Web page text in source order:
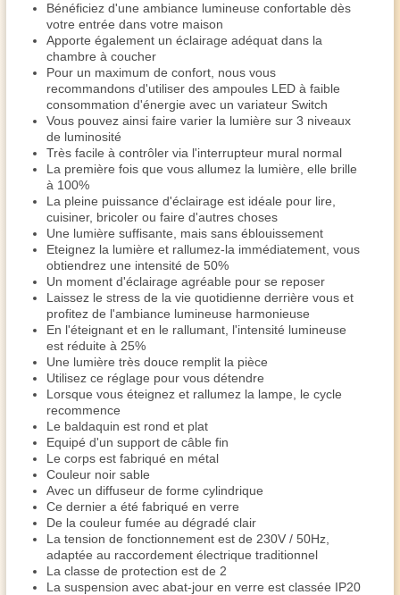
Bénéficiez d'une ambiance lumineuse confortable dès
votre entrée dans votre maison
Apporte également un éclairage adéquat dans la
chambre à coucher
Pour un maximum de confort, nous vous
recommandons d'utiliser des ampoules LED à faible
consommation d'énergie avec un variateur Switch
Vous pouvez ainsi faire varier la lumière sur 3 niveaux
de luminosité
Très facile à contrôler via l'interrupteur mural normal
La première fois que vous allumez la lumière, elle brille
à 100%
La pleine puissance d'éclairage est idéale pour lire,
cuisiner, bricoler ou faire d'autres choses
Une lumière suffisante, mais sans éblouissement
Eteignez la lumière et rallumez-la immédiatement, vous
obtiendrez une intensité de 50%
Un moment d'éclairage agréable pour se reposer
Laissez le stress de la vie quotidienne derrière vous et
profitez de l'ambiance lumineuse harmonieuse
En l'éteignant et en le rallumant, l'intensité lumineuse
est réduite à 25%
Une lumière très douce remplit la pièce
Utilisez ce réglage pour vous détendre
Lorsque vous éteignez et rallumez la lampe, le cycle
recommence
Le baldaquin est rond et plat
Equipé d'un support de câble fin
Le corps est fabriqué en métal
Couleur noir sable
Avec un diffuseur de forme cylindrique
Ce dernier a été fabriqué en verre
De la couleur fumée au dégradé clair
La tension de fonctionnement est de 230V / 50Hz,
adaptée au raccordement électrique traditionnel
La classe de protection est de 2
La suspension avec abat-jour en verre est classée IP20